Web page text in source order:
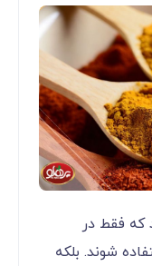
فقط در
شوند. بلکه